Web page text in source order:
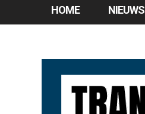
HOME NIEUWS